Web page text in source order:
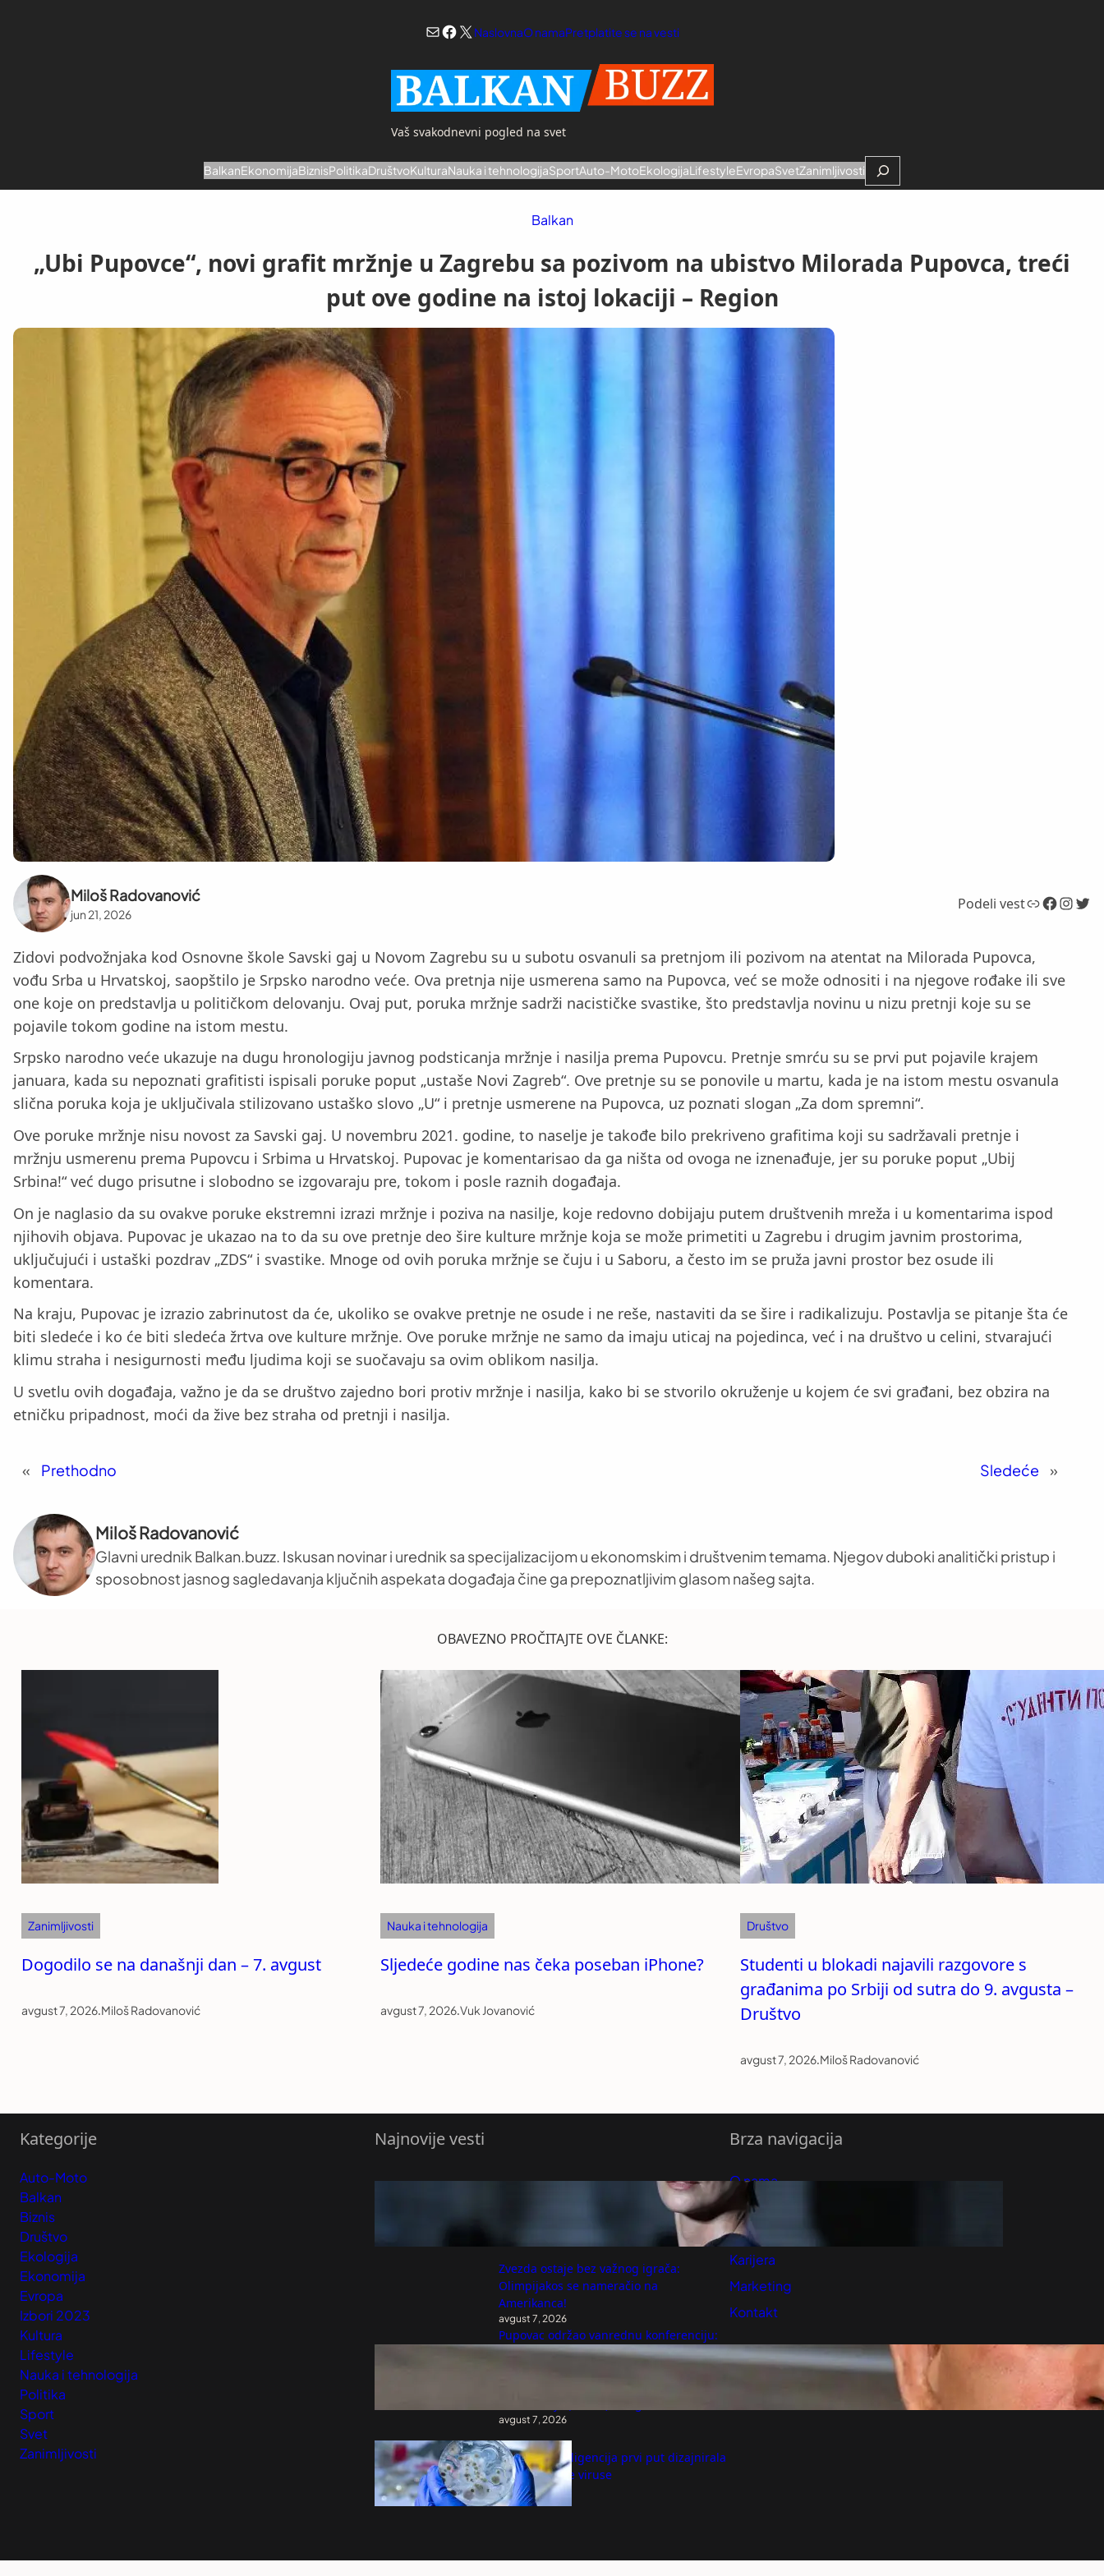
Mail
Facebook
X NaslovnaO namaPretplatite se na vesti
Vaš svakodnevni pogled na svet
BalkanEkonomijaBiznisPolitikaDruštvoKulturaNauka i tehnologijaSportAuto-MotoEkologijaLifestyleEvropaSvetZanimljivostiSearch
Balkan
„Ubi Pupovce“, novi grafit mržnje u Zagrebu sa pozivom na ubistvo Milorada Pupovca, treći
put ove godine na istoj lokaciji – Region
Miloš Radovanović
jun 21, 2026
Podeli vestLink Facebook InstagramTwitter
Zidovi podvožnjaka kod Osnovne škole Savski gaj u Novom Zagrebu su u subotu osvanuli sa pretnjom ili pozivom na atentat na Milorada Pupovca,
vođu Srba u Hrvatskoj, saopštilo je Srpsko narodno veće. Ova pretnja nije usmerena samo na Pupovca, već se može odnositi i na njegove rođake ili sve
one koje on predstavlja u političkom delovanju. Ovaj put, poruka mržnje sadrži nacističke svastike, što predstavlja novinu u nizu pretnji koje su se
pojavile tokom godine na istom mestu.
Srpsko narodno veće ukazuje na dugu hronologiju javnog podsticanja mržnje i nasilja prema Pupovcu. Pretnje smrću su se prvi put pojavile krajem
januara, kada su nepoznati grafitisti ispisali poruke poput „ustaše Novi Zagreb“. Ove pretnje su se ponovile u martu, kada je na istom mestu osvanula
slična poruka koja je uključivala stilizovano ustaško slovo „U“ i pretnje usmerene na Pupovca, uz poznati slogan „Za dom spremni“.
Ove poruke mržnje nisu novost za Savski gaj. U novembru 2021. godine, to naselje je takođe bilo prekriveno grafitima koji su sadržavali pretnje i
mržnju usmerenu prema Pupovcu i Srbima u Hrvatskoj. Pupovac je komentarisao da ga ništa od ovoga ne iznenađuje, jer su poruke poput „Ubij
Srbina!“ već dugo prisutne i slobodno se izgovaraju pre, tokom i posle raznih događaja.
On je naglasio da su ovakve poruke ekstremni izrazi mržnje i poziva na nasilje, koje redovno dobijaju putem društvenih mreža i u komentarima ispod
njihovih objava. Pupovac je ukazao na to da su ove pretnje deo šire kulture mržnje koja se može primetiti u Zagrebu i drugim javnim prostorima,
uključujući i ustaški pozdrav „ZDS“ i svastike. Mnoge od ovih poruka mržnje se čuju i u Saboru, a često im se pruža javni prostor bez osude ili
komentara.
Na kraju, Pupovac je izrazio zabrinutost da će, ukoliko se ovakve pretnje ne osude i ne reše, nastaviti da se šire i radikalizuju. Postavlja se pitanje šta će
biti sledeće i ko će biti sledeća žrtva ove kulture mržnje. Ove poruke mržnje ne samo da imaju uticaj na pojedinca, već i na društvo u celini, stvarajući
klimu straha i nesigurnosti među ljudima koji se suočavaju sa ovim oblikom nasilja.
U svetlu ovih događaja, važno je da se društvo zajedno bori protiv mržnje i nasilja, kako bi se stvorilo okruženje u kojem će svi građani, bez obzira na
etničku pripadnost, moći da žive bez straha od pretnji i nasilja.
« Prethodno Sledeće »
Miloš Radovanović
Glavni urednik Balkan.buzz. Iskusan novinar i urednik sa specijalizacijom u ekonomskim i društvenim temama. Njegov duboki analitički pristup i
sposobnost jasnog sagledavanja ključnih aspekata događaja čine ga prepoznatljivim glasom našeg sajta.
OBAVEZNO PROČITAJTE OVE ČLANKE:
Zanimljivosti
Dogodilo se na današnji dan – 7. avgust
avgust 7, 2026.Miloš Radovanović
Nauka i tehnologija
Sljedeće godine nas čeka poseban iPhone?
avgust 7, 2026.Vuk Jovanović
Društvo
Studenti u blokadi najavili razgovore s
građanima po Srbiji od sutra do 9. avgusta –
Društvo
avgust 7, 2026.Miloš Radovanović
Kategorije
Auto-Moto
Balkan
Biznis
Društvo
Ekologija
Ekonomija
Evropa
Izbori 2023
Kultura
Lifestyle
Nauka i tehnologija
Politika
Sport
Svet
Zanimljivosti
Najnovije vesti
Nije igrala na sigurno: Šarliz Teron
spojila visoku modu i futurizam na
premijeri "Odiseje" u Seulu (FOTO)
Zvezda ostaje bez važnog igrača:
Olimpijakos se nameračio na
Amerikanca!
avgust 7, 2026
Pupovac održao vanrednu konferenciju:
Hoće li država reagovati na veličanje
avgust 7, 2026
Veštačka inteligencija prvi put dizajnirala
potpuno nove viruse
avgust 7, 2026
Brza navigacija
O nama
Predloži Vest
Pretplatite se na vesti
Karijera
Marketing
Kontakt